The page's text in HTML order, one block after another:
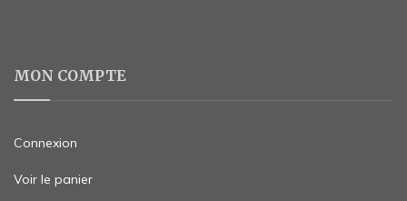
MON COMPTE
Connexion
Voir le panier